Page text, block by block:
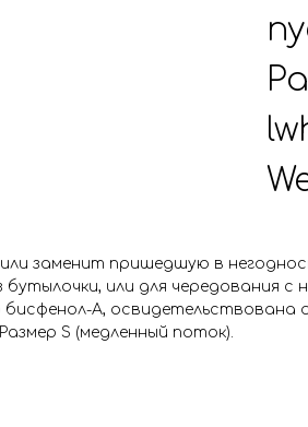
заменит пришедшую в
или для чередования
бисфенол-А,
S (медленный поток).